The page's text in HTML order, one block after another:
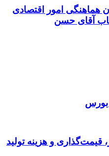
هماهنگی امور اقتصادی
آقای حسن
بورس
قیمت‌گذاری و هزینه تولید